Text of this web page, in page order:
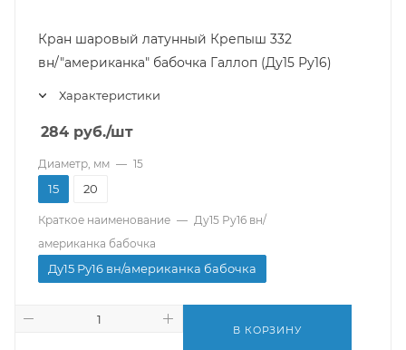
Кран шаровый латунный Крепыш 332
вн/"американка" бабочка Галлоп (Ду15 Ру16)
Характеристики
284 руб./шт
Диаметр, мм — 15
15 20
Краткое наименование — Ду15 Ру16 вн/
американка бабочка
Ду15 Ру16 вн/американка бабочка
В КОРЗИНУ